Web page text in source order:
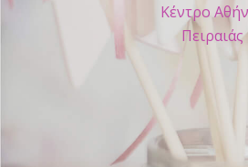
Κέντρο
Πειραιάς